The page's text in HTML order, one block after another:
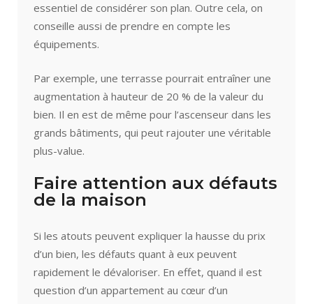
essentiel de considérer son plan. Outre cela, on
conseille aussi de prendre en compte les
équipements.
Par exemple, une terrasse pourrait entraîner une
augmentation à hauteur de 20 % de la valeur du
bien. Il en est de même pour l’ascenseur dans les
grands bâtiments, qui peut rajouter une véritable
plus-value.
Faire attention aux défauts
de la maison
Si les atouts peuvent expliquer la hausse du prix
d’un bien, les défauts quant à eux peuvent
rapidement le dévaloriser. En effet, quand il est
question d’un appartement au cœur d’un